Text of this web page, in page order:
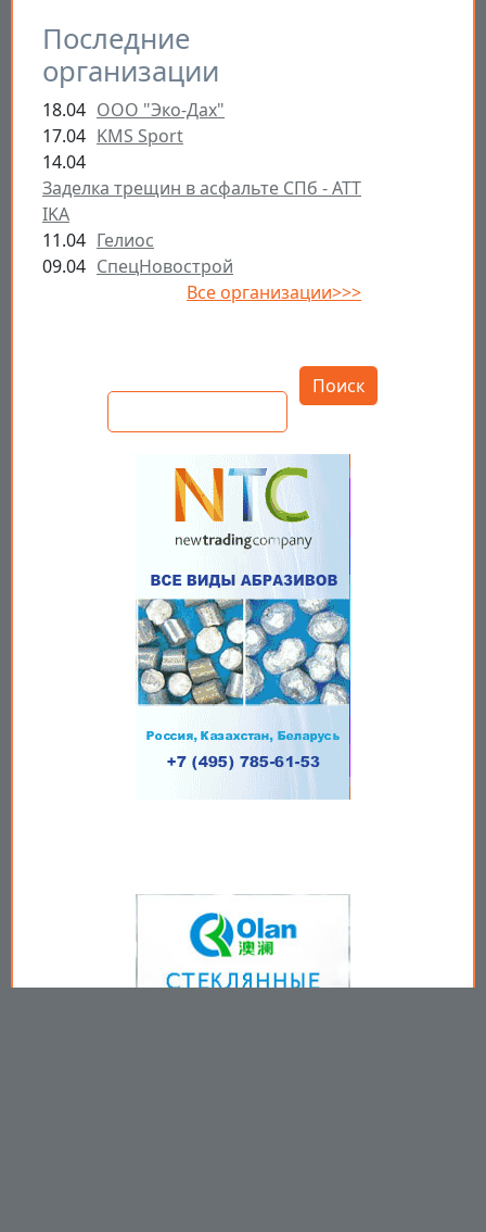
Последние
организации
18.04 ООО "Эко-Дах"
17.04 KMS Sport
14.04
Заделка трещин в асфальте СПб - ATT
IKA
11.04 Гелиос
09.04 СпецНовострой
Все организации>>>